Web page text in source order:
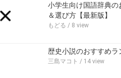
小学生向け国語辞典の
＆選び方【最新版】
もどる / 8 view
歴史小説のおすすめラ
三島マコト / 14 view